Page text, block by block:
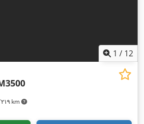
1 / 12
۴٬۲۱۹ km